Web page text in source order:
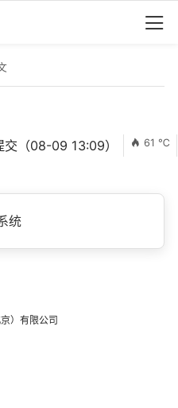
交（08-09 13:09） 61 ℃
统
）有限公司